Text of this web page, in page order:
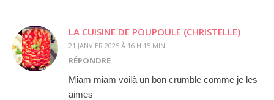
LA CUISINE DE POUPOULE (CHRISTELLE)
21 JANVIER 2025 À 16 H 15 MIN
RÉPONDRE
Miam miam voilà un bon crumble comme je les
aimes